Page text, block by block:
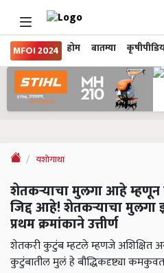
MFOI 2024 होम बातम्या
यशोगाथा
शेतकऱ्याचा मुलगा आहे
जिद्द आहे! शेतकऱ्याचा मुलगा
प्रथम क्रमांकाने उत्तीर्ण
शेतकरी कुटुंब म्हटले म्हणजे अशिक्षित
कुटुंबातील मुलं हे बौद्धिकदृष्ट्या